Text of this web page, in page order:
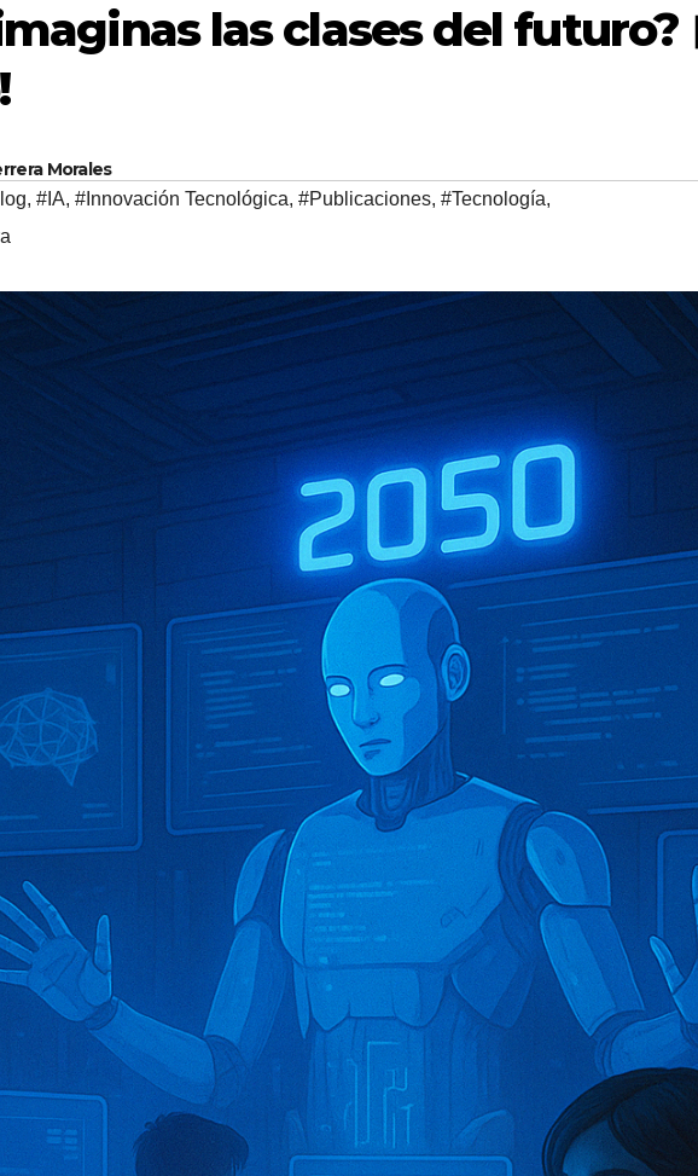
las clases del futuro?
Morales
, #IA, #Innovación Tecnológica, #Publicaciones, #Tecnología,